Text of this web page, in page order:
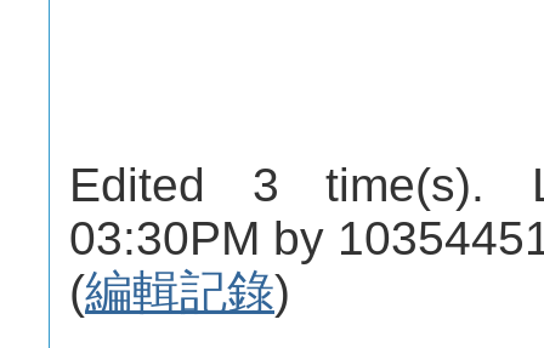
Edited 3 time(s).
03:30PM by
(編輯記錄)